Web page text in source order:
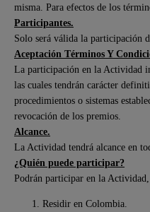
misma. Para efectos de los
Participantes.
Solo será válida la participación
Aceptación Términos Y
La participación en la Actividad
las cuales tendrán carácter
procedimientos o sistemas
revocación de los premios.
Alcance.
La Actividad tendrá alcance en
¿Quién puede participar?
Podrán participar en la Actividad,
Residir en Colombia.